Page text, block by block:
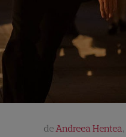
deAndreea Hentea,